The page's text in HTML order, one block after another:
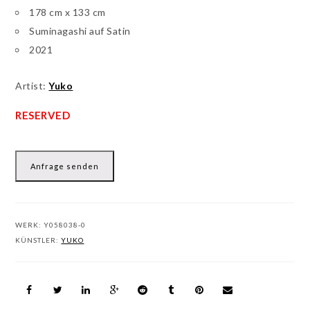
178 cm x 133 cm
Suminagashi auf Satin
2021
Artist:Yuko
Anfrage senden
WERK:Y058038-0
KÜNSTLER:YUKO